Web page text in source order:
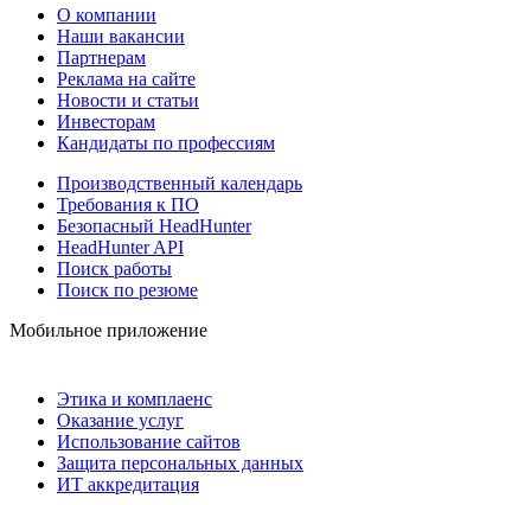
О компании
Наши вакансии
Партнерам
Реклама на сайте
Новости и статьи
Инвесторам
Кандидаты по профессиям
Производственный календарь
Требования к ПО
Безопасный HeadHunter
HeadHunter API
Поиск работы
Поиск по резюме
Мобильное приложение
Этика и комплаенс
Оказание услуг
Использование сайтов
Защита персональных данных
ИТ аккредитация